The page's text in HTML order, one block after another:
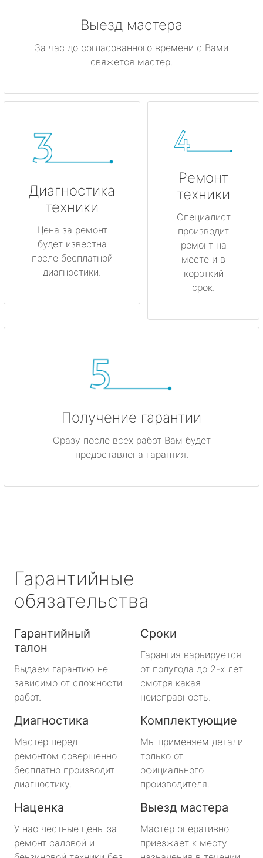
Выезд мастера
За час до согласованного времени с Вами
свяжется мастер.
Диагностика
техники
Цена за ремонт
будет известна
после бесплатной
диагностики.
Ремонт
техники
Специалист
производит
ремонт на
месте и в
короткий
срок.
Получение гарантии
Сразу после всех работ Вам будет
предоставлена гарантия.
Гарантийные
обязательства
Гарантийный
талон
Выдаем гарантию не
зависимо от сложности
работ.
Сроки
Гарантия варьируется
от полугода до 2-х лет
смотря какая
неисправность.
Диагностика
Мастер перед
ремонтом совершенно
бесплатно производит
диагностику.
Комплектующие
Мы применяем детали
только от
официального
производителя.
Наценка
У нас честные цены за
ремонт садовой и
Выезд мастера
Мастер оперативно
приезжает к месту